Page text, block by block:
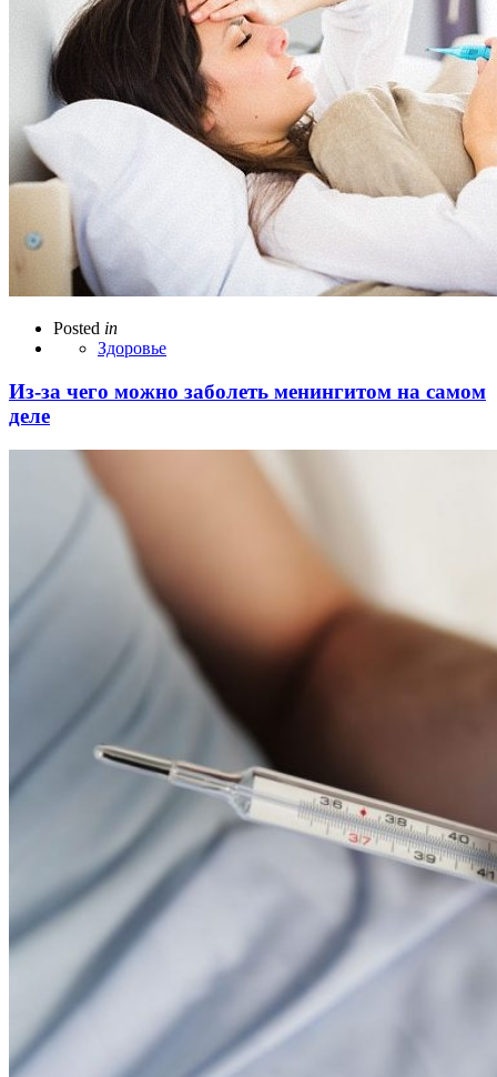
Posted in
Здоровье
Из-за чего можно заболеть менингитом на самом
деле